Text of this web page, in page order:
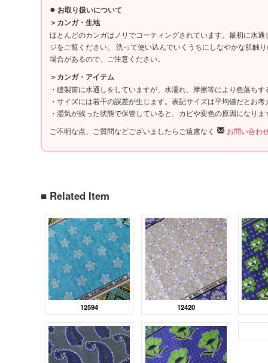
● お取り扱いについて
＞カンガ・生地
ほとんどのカンガはノリでコーティングされています。最初に水
ジをご覧ください。 洗って使い込んでいくうちにしなやかな肌触
場合があるので、ご注意ください。
＞カンガ・アイテム
・縫製前に水通しをしていますが、水濡れ、摩擦等により色落ち
・サイズには若干の誤差が生じます。表記サイズは平均値だとお
・湿気が残った状態で保管していると、カビや変色の原因になり
ご不明な点、ご質問などございましたらご遠慮なく
お問い合わ
■ Related Item
12594 12420